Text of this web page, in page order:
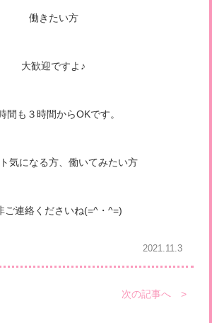
働きたい方
大歓迎ですよ♪
間も３時間からOKです。
気になる方、働いてみたい方
ご連絡くださいね(=^・^=)
2021.11.3
次の記事へ >